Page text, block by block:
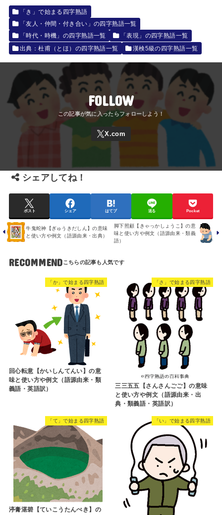
「き」で始まる四字熟語
「友人・仲間・付き合い」の四字熟語一覧
「時代・時機」の四字熟語一覧
「表現」の四字熟語一覧
出典：杜甫（とほ）の四字熟語一覧
漢検5級の四字熟語一覧
FOLLOW
シェアしてね！
ポスト シェア はてブ 送る Pocket
牛鬼蛇神【ぎゅうきだしん】の意味
と使い方や例文（語源由来・出典）
脚下照顧【きゃっかしょうこ】の意
味と使い方や例文（語源由来・類義
語）
RECOMMEND
「か」で始まる四字熟語
回心転意【かいしんてんい】の意
味と使い方や例文（語源由来・類
義語・英語訳）
「さ」で始まる四字熟語
三三五五【さんさんごご】の意味
と使い方や例文（語源由来・出
典・類義語・英語訳）
「て」で始まる四字熟語
渟膏湛碧【ていこうたんぺき】の
「い」で始まる四字熟語